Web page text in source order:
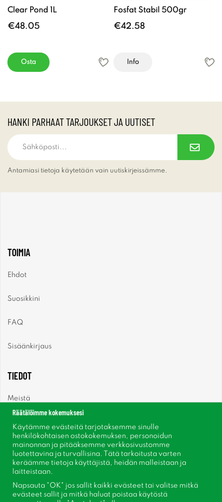
Clear Pond 1L
€48.05
Osta
Fosfat Stabil 500gr
€42.58
Info
HANKI PARHAAT TARJOUKSET JA UUTISET
Antamiasi tietoja käytetään vain uutiskirjeissämme.
TOIMIA
Ehdot
Suosikkini
FAQ
Sisäänkirjaus
TIEDOT
Meistä
Uutiset
Uutiskirje
Tietoja evästeistä
Inspiraatiota
Räätälöimme kokemuksesi
Käytämme evästeitä tarjotaksemme sinulle
henkilökohtaisen ostokokemuksen, personoidun
mainonnan ja pitääksemme verkkosivustomme
luotettavina ja turvallisina. Tätä tarkoitusta varten
keräämme tietoja käyttäjistä, heidän malleistaan ​​ja
laitteistaan.
Napsauta "OK" jos sallit kaikki evästeet tai valitse mitkä
evästeet sallit ja mitkä haluat poistaa käytöstä